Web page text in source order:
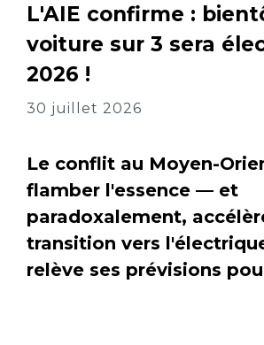
L'AIE confirme :
voiture sur 3 sera
2026 !
30 juillet 2026
Le conflit au Moyen-
flamber l'essence — et
paradoxalement,
transition vers
relève ses prévisions